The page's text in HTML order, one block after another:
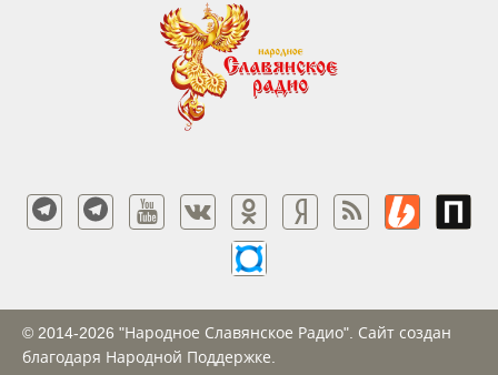
© 2014-2026 "Народное Славянское Радио". Сайт создан
благодаря Народной Поддержке.